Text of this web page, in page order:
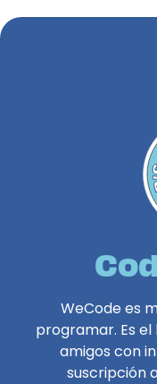
WeCode es
programar. Es
amigos con
suscripción